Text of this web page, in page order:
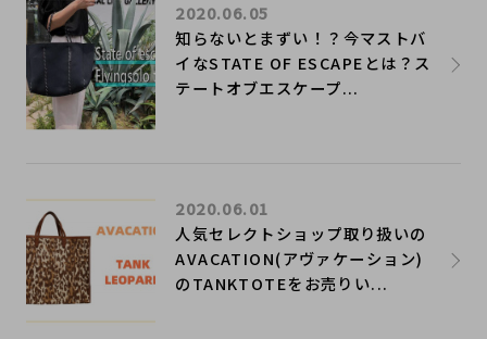
知らないとまずい！？今マストバ
イなSTATE OF ESCAPEとは？ス
テートオブエスケープ...
2020.06.05
人気セレクトショップ取り扱いの
AVACATION(アヴァケーション)
のTANKTOTEをお売りい...
2020.06.01